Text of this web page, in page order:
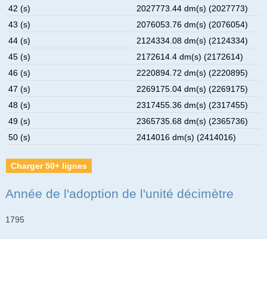
42 (s)
2027773.44 dm(s) (2027773)
43 (s)
2076053.76 dm(s) (2076054)
44 (s)
2124334.08 dm(s) (2124334)
45 (s)
2172614.4 dm(s) (2172614)
46 (s)
2220894.72 dm(s) (2220895)
47 (s)
2269175.04 dm(s) (2269175)
48 (s)
2317455.36 dm(s) (2317455)
49 (s)
2365735.68 dm(s) (2365736)
50 (s)
2414016 dm(s) (2414016)
Charger 50+ lignes
Année de l'adoption de l'unité décimètre
1795